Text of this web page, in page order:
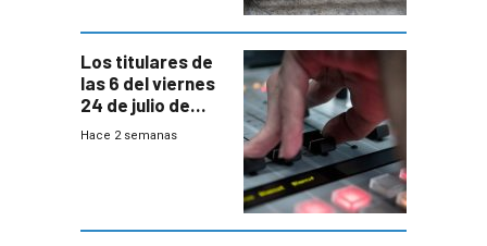
Los titulares de
las 6 del viernes
24 de julio de
2026
Hace 2 semanas